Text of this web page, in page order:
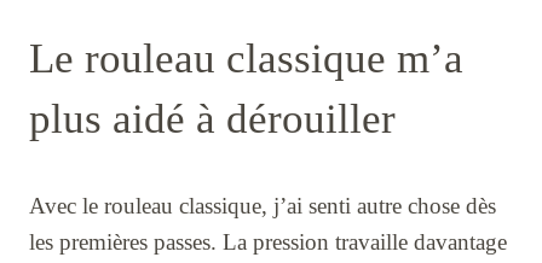
Le rouleau classique m’a
plus aidé à dérouiller
Avec le rouleau classique, j’ai senti autre chose dès
les premières passes. La pression travaille davantage